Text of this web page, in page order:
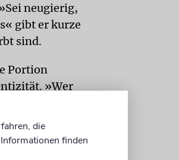
neugierig,
gibt er kurze
sind.
Portion
»Wer
fragt er. »Wer
einen mit
die
finden